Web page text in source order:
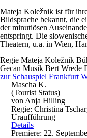
Mateja Koležnik ist für
Bildsprache bekannt, die
der minutiösen
entspringt. Die
Theatern, u.a. in Wien,
Regie Mateja Koležnik
Gecan Musik Bert Wrede
zur Schauspiel Frankfurt
Mascha K.
(Tourist Status)
von Anja Hilling
Regie: Christina
Uraufführung
Details
Premiere: 22.